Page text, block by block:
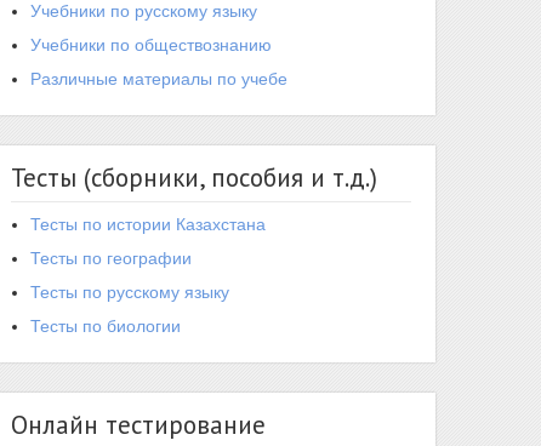
Учебники по русскому языку
Учебники по обществознанию
Различные материалы по учебе
Тесты (сборники, пособия и т.д.)
Тесты по истории Казахстана
Тесты по географии
Тесты по русскому языку
Тесты по биологии
Онлайн тестирование